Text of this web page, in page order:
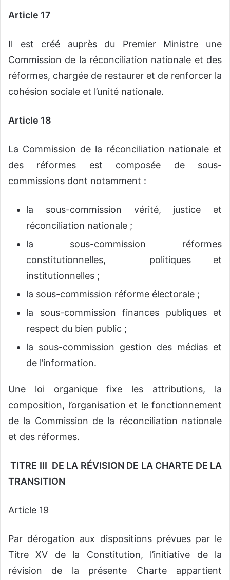
Article 17
Il est créé auprès du Premier Ministre une
Commission de la réconciliation nationale et des
réformes, chargée de restaurer et de renforcer la
cohésion sociale et l’unité nationale.
Article 18
La Commission de la réconciliation nationale et
des réformes est composée de sous-
commissions dont notamment :
la sous-commission vérité, justice et
réconciliation nationale ;
la sous-commission réformes
constitutionnelles, politiques et
institutionnelles ;
la sous-commission réforme électorale ;
la sous-commission finances publiques et
respect du bien public ;
la sous-commission gestion des médias et
de l’information.
Une loi organique fixe les attributions, la
composition, l’organisation et le fonctionnement
de la Commission de la réconciliation nationale
et des réformes.
TITRE III DE LA RÉVISION DE LA CHARTE DE LA
TRANSITION
Article 19
Par dérogation aux dispositions prévues par le
Titre XV de la Constitution, l’initiative de la
révision de la présente Charte appartient